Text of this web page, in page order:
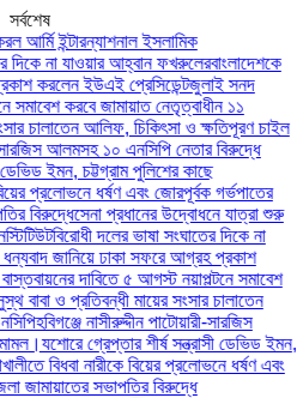
সর্বশেষ
ইন্টারন্যাশনাল ইসলামিক
না যাওয়ার আহ্বান ফখরুলেরবাংলাদেশকে
করলেন ইউএই প্রেসিডেন্টজুলাই সনদ
করবে জামায়াত নেতৃত্বাধীন ১১
চালাতেন আলিফ, চিকিৎসা ও ক্ষতিপূরণ চাইল
আলমসহ ১০ এনসিপি নেতার বিরুদ্ধে
ইমন, চট্টগ্রাম পুলিশের কাছে
প্রলোভনে ধর্ষণ এবং জোরপূর্বক গর্ভপাতের
বিরুদ্ধেসেনা প্রধানের উদ্বোধনে যাত্রা শুরু
বিরোধী দলের ভাষা সংঘাতের দিকে না
জানিয়ে ঢাকা সফরে আগ্রহ প্রকাশ
দাবিতে ৫ আগস্ট নয়াপল্টনে সমাবেশ
ও প্রতিবন্ধী মায়ের সংসার চালাতেন
হবিগঞ্জে নাসীরুদ্দীন পাটোয়ারী-সারজিস
যশোরে গ্রেপ্তার শীর্ষ সন্ত্রাসী ডেভিড ইমন,
বিধবা নারীকে বিয়ের প্রলোভনে ধর্ষণ এবং
সভাপতির বিরুদ্ধে